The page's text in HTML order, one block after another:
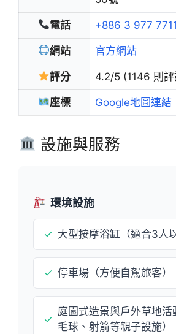
電話 +886 3 977 7711
網站 官方網站
評分 4.2/5 (1146 則評
座標 Google地圖連結
設施與服務
環境設施
✓ 大型按摩浴缸（適合3人
✓ 停車場（方便自駕旅客）
✓
庭園式造景與戶外草地活
毛球、射箭等親子設施）